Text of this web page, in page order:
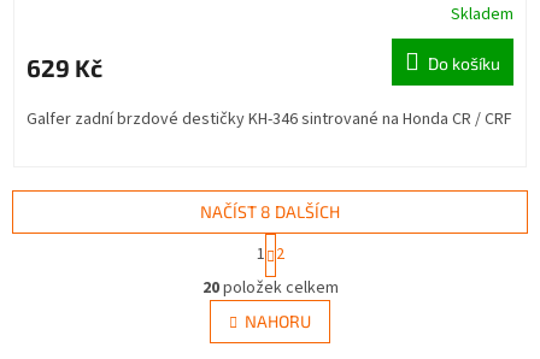
Skladem
629 Kč Do košíku
Galfer zadní brzdové destičky KH-346 sintrované na Honda CR / CRF
O
v
l
á
NAČÍST 8 DALŠÍCH
S
t
r
á
n
k
1 2
20položek celkem
NAHORU